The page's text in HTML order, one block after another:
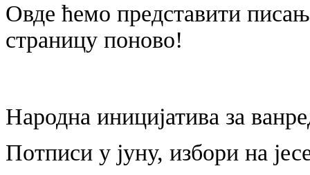
Овде ћемо представити
страницу поново!
Народна иницијатива за
Потписи у јуну, избори на